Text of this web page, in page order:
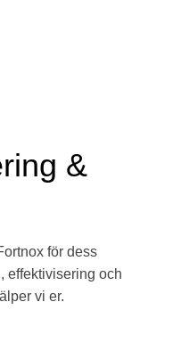
&
för dess
effektivisering och
vi er.